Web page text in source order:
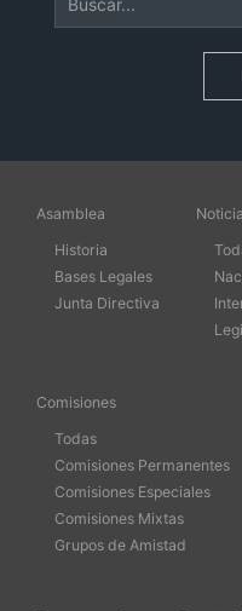
Asamblea
Historia
Bases Legales
Junta Directiva
Comisiones
Todas
Comisiones Permanentes
Comisiones Especiales
Comisiones Mixtas
Grupos de Amistad